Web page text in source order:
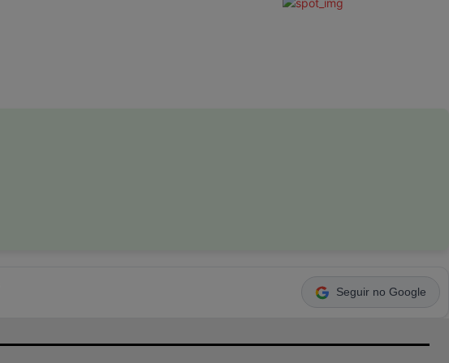
Seguir no Google